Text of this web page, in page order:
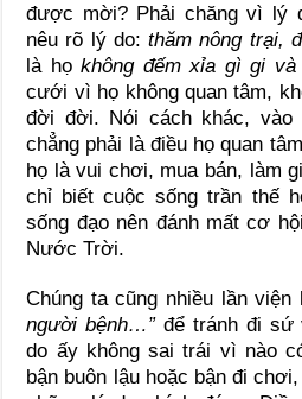
được mời? Phải chăng vì lý
nêu rõ lý do:thăm nông trại,
là họkhông đếm xỉa gì gi và
cưới vì họ không quan tâm,
đời đời. Nói cách khác, vào
chẳng phải là điều họ quan
họ là vui chơi, mua bán, làm
chỉ biết cuộc sống trần thế
sống đạo nên đánh mất cơ
Nước Trời.
Chúng ta cũng nhiều lần viện
người bệnh…”để tránh đi sứ
do ấy không sai trái vì nào
bận buôn lậu hoặc bận đi